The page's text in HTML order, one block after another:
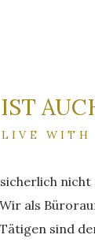
WITH
als
sind